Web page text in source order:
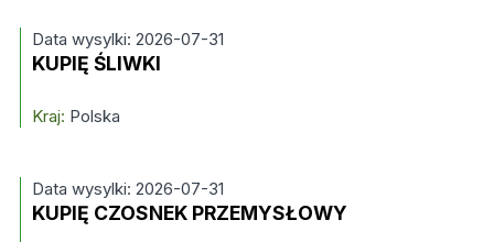
Data wysylki: 2026-07-31
KUPIĘ ŚLIWKI
Kraj: Polska
Data wysylki: 2026-07-31
KUPIĘ CZOSNEK PRZEMYSŁOWY